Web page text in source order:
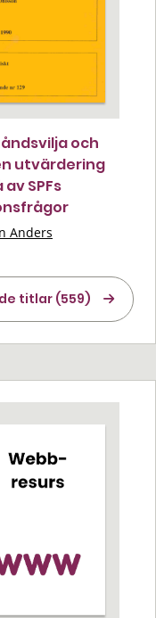
och
utvärdering
SPFs
Anders
titlar (559)